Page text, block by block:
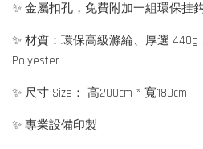
✨ 金屬扣孔，免費附加一組環保挂
✨ 材質：環保高級滌綸、厚選 440g
Polyester
✨ 尺寸 Size： 高200cm * 寬180cm
✨ 專業設備印製